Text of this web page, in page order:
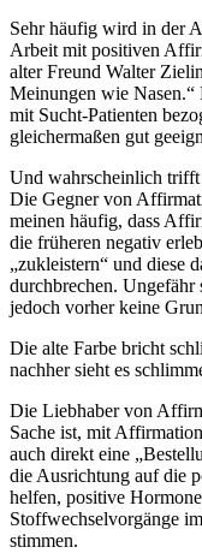
Sehr häufig wird in der
Arbeit mit positiven
alter Freund Walter
Meinungen wie
mit Sucht-Patienten
gleichermaßen gut
Und wahrscheinlich
Die Gegner von
meinen häufig, dass
die früheren negativ
„zukleistern“ und diese
durchbrechen. Ungefähr
jedoch vorher keine
Die alte Farbe bricht
nachher sieht es
Die Liebhaber von
Sache ist, mit
auch direkt eine
die Ausrichtung auf die
helfen, positive
Stoffwechselvorgänge
stimmen.